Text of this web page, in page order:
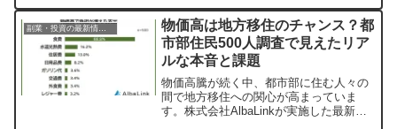
ステナブルな暮らしを賃貸で実現。光熱
費を抑えながら、心豊かな毎日を送れる
新しい選択肢です。1月31日より内覧が
開始されます。
物価高は地方移住のチャンス？都
市部住民500人調査で見えたリア
ルな本音と課題
物価高騰が続く中、都市部に住む人々の
間で地方移住への関心が高まっていま
す。株式会社AlbaLinkが実施した最新調